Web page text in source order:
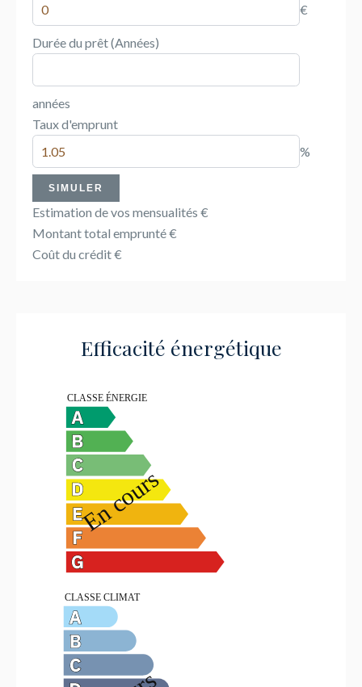
€
Durée du prêt (Années)
années
Taux d'emprunt
%
SIMULER
Estimation de vos mensualités €
Montant total emprunté€
Coût du crédit€
Efficacité énergétique